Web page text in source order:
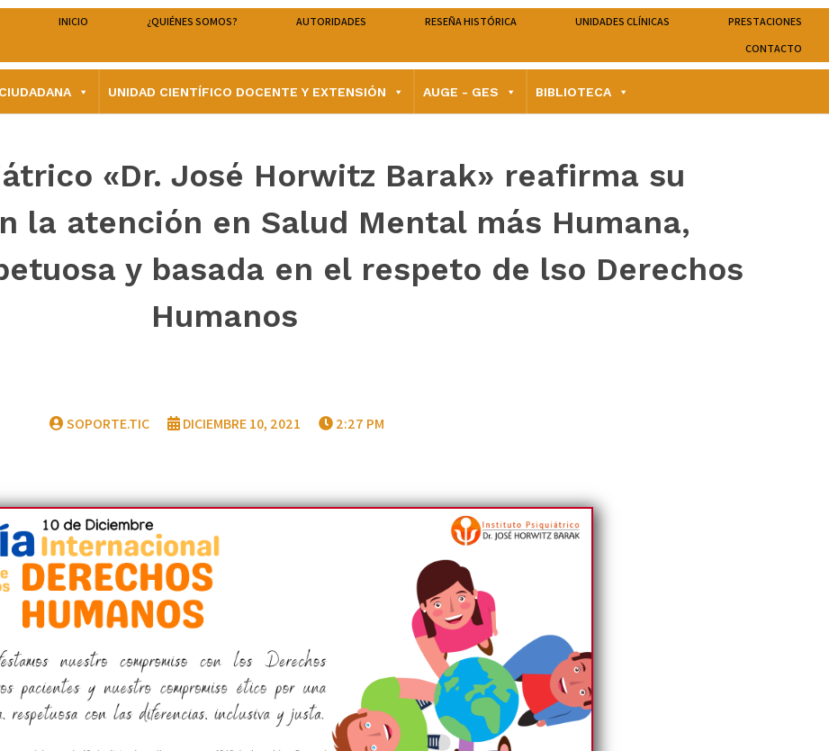
INICIO ¿QUIÉNES SOMOS? AUTORIDADES RESEÑA HISTÓRICA UNIDADES CLÍNICAS
PRESTACIONES
CONTACTO
UNIDAD CIENTÍFICO DOCENTE Y EXTENSIÓN AUGE - GES BIBLIOTECA
«Dr. José Horwitz Barak» reafirma su
la atención en Salud Mental más Humana,
y basada en el respeto de lso Derechos
Humanos
SOPORTE.TIC DICIEMBRE 10, 2021 2:27 PM